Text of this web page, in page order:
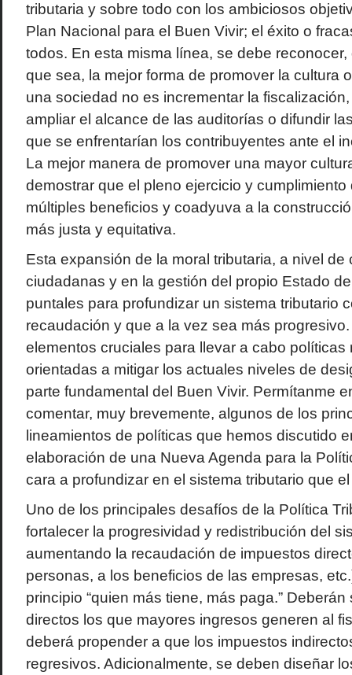
tributaria y sobre todo con los ambiciosos
Plan Nacional para el Buen Vivir; el éxito o
todos. En esta misma línea, se debe
que sea, la mejor forma de promover la cultura
una sociedad no es incrementar la
ampliar el alcance de las auditorías o difundir
que se enfrentarían los contribuyentes ante el
La mejor manera de promover una mayor
demostrar que el pleno ejercicio y cumplimiento
múltiples beneficios y coadyuva a la
más justa y equitativa.
Esta expansión de la moral tributaria, a nivel de
ciudadanas y en la gestión del propio Estado
puntales para profundizar un sistema tributario
recaudación y que a la vez sea más
elementos cruciales para llevar a cabo políticas
orientadas a mitigar los actuales niveles de
parte fundamental del Buen Vivir. Permítanme
comentar, muy brevemente, algunos de los
lineamientos de políticas que hemos discutido
elaboración de una Nueva Agenda para la
cara a profundizar en el sistema tributario que
Uno de los principales desafíos de la Política
fortalecer la progresividad y redistribución del
aumentando la recaudación de impuestos
personas, a los beneficios de las empresas,
principio “quien más tiene, más paga.”
directos los que mayores ingresos generen al
deberá propender a que los impuestos
regresivos. Adicionalmente, se deben diseñar